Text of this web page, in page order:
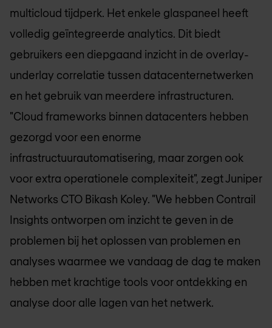
multicloud tijdperk. Het enkele glaspaneel heeft
volledig geïntegreerde analytics. Dit biedt
gebruikers een diepgaand inzicht in de overlay-
underlay correlatie tussen datacenternetwerken
en het gebruik van meerdere infrastructuren.
"Cloud frameworks binnen datacenters hebben
gezorgd voor een enorme
infrastructuurautomatisering, maar zorgen ook
voor extra operationele complexiteit", zegt Juniper
Networks CTO Bikash Koley. "We hebben Contrail
Insights ontworpen om inzicht te geven in de
problemen bij het oplossen van problemen en
analyses waarmee we vandaag de dag te maken
hebben met krachtige tools voor ontdekking en
analyse door alle lagen van het netwerk.